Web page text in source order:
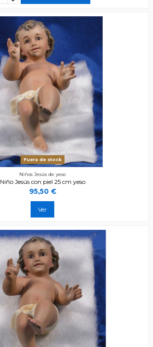
Fuera de stock
Niños Jesús de yeso
Niño Jesús con piel 25 cm yeso
95,50 €
Ver